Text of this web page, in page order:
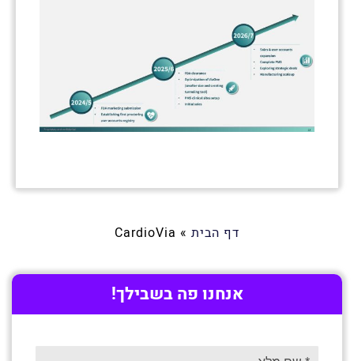
דף הבית »
CardioVia
אנחנו פה בשבילך!